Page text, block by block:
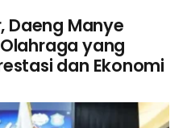
Daeng Manye
yang
dan Ekonomi